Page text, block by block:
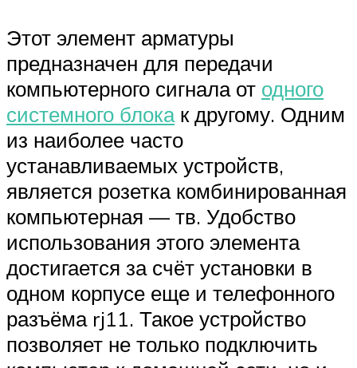
Этот элемент арматуры
предназначен для передачи
компьютерного сигнала от одного
системного блокак другому. Одним
из наиболее часто
устанавливаемых устройств,
является розетка комбинированная
компьютерная — тв. Удобство
использования этого элемента
достигается за счёт установки в
одном корпусе еще и телефонного
разъёма rj11. Такое устройство
позволяет не только подключить